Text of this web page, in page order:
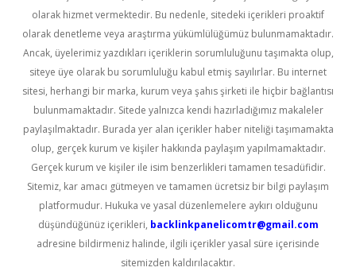
olarak hizmet vermektedir. Bu nedenle, sitedeki içerikleri proaktif
olarak denetleme veya araştırma yükümlülüğümüz bulunmamaktadır.
Ancak, üyelerimiz yazdıkları içeriklerin sorumluluğunu taşımakta olup,
siteye üye olarak bu sorumluluğu kabul etmiş sayılırlar. Bu internet
sitesi, herhangi bir marka, kurum veya şahıs şirketi ile hiçbir bağlantısı
bulunmamaktadır. Sitede yalnızca kendi hazırladığımız makaleler
paylaşılmaktadır. Burada yer alan içerikler haber niteliği taşımamakta
olup, gerçek kurum ve kişiler hakkında paylaşım yapılmamaktadır.
Gerçek kurum ve kişiler ile isim benzerlikleri tamamen tesadüfidir.
Sitemiz, kar amacı gütmeyen ve tamamen ücretsiz bir bilgi paylaşım
platformudur. Hukuka ve yasal düzenlemelere aykırı olduğunu
düşündüğünüz içerikleri, backlinkpanelicomtr@gmail.com
adresine bildirmeniz halinde, ilgili içerikler yasal süre içerisinde
sitemizden kaldırılacaktır.